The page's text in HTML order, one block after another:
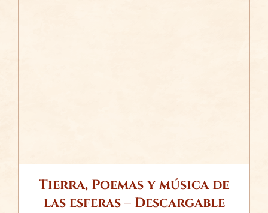
Tierra, Poemas y música de
las esferas – Descargable